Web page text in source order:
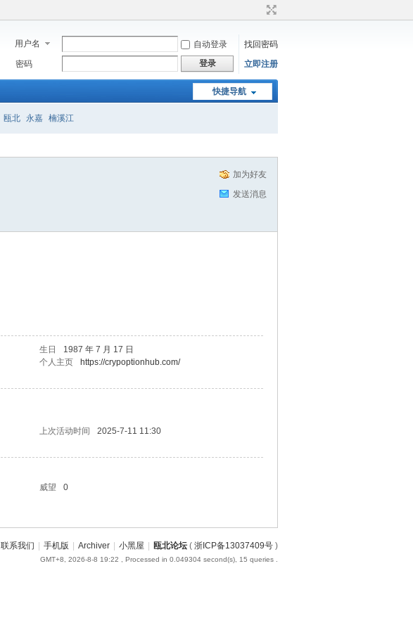
用户名 自动登录
找回密码
密码
登录 立即注册
快捷导航
瓯北 永嘉 楠溪江
加为好友
发送消息
生日
1987 年 7 月 17 日
个人主页
https://crypoptionhub.com/
上次活动时间
2025-7-11 11:30
威望
0
联系我们 手机版 Archiver 小黑屋 瓯北论坛 ( 浙ICP备13037409号 )
GMT+8, 2026-8-8 19:22 , Processed in 0.049304 second(s), 15 queries .